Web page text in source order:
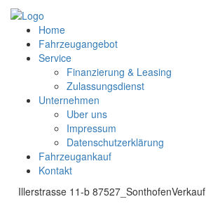
Home
Fahrzeugangebot
Service
Finanzierung & Leasing
Zulassungsdienst
Unternehmen
Uber uns
Impressum
Datenschutzerklärung
Fahrzeugankauf
Kontakt
Verkauf
Illerstrasse 11-b 87527_Sonthofen